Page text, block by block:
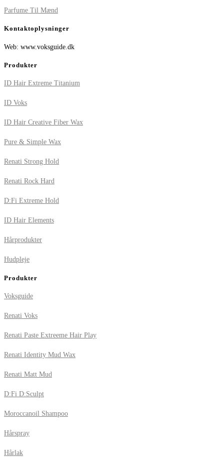
Parfume Til Mænd
Kontaktoplysninger
Web: www.voksguide.dk
Produkter
ID Hair Extreme Titanium
ID Voks
ID Hair Creative Fiber Wax
Pure & Simple Wax
Renati Strong Hold
Renati Rock Hard
D:Fi Extreme Hold
ID Hair Elements
Hårprodukter
Hudpleje
Produkter
Voksguide
Renati Voks
Renati Paste Extreeme Hair Play
Renati Identity Mud Wax
Renati Matt Mud
D:Fi D:Sculpt
Moroccanoil Shampoo
Hårspray
Hårlak